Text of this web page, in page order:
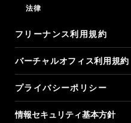
法律
フリーナンス利用規約
バーチャルオフィス利用規約
プライバシーポリシー
情報セキュリティ基本方針